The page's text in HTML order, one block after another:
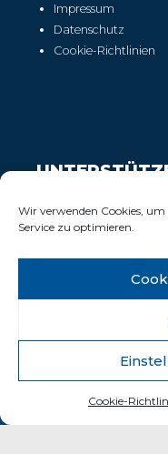
Wir verwenden Cookies, um
Service zu optimieren.
Cookie-
Impressum
Datenschutz
Cookie-Richtlinien
Wir freuen uns über
© 2025